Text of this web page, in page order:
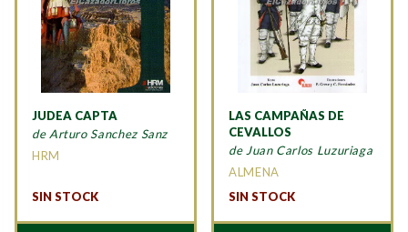
JUDEA CAPTA
de Arturo Sanchez Sanz
HRM
SIN STOCK
LAS CAMPAÑAS DE
CEVALLOS
de Juan Carlos Luzuriaga
ALMENA
SIN STOCK